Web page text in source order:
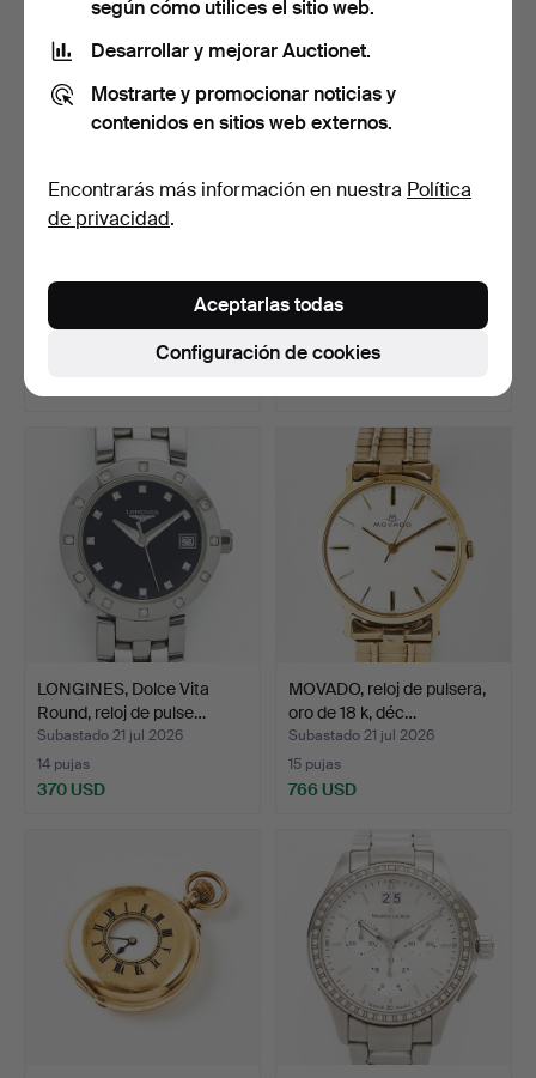
RELOJ DE BOLSILLO, oro
Subastado 22 jul 2026
STRAND, reloj de frac,
acero, años 30, OME…
Subastado 22 jul 2026
22 pujas
LONGINES, Dolce Vita
Round, reloj de pulse…
Subastado 21 jul 2026
14 pujas
370 USD
MOVADO, reloj de pulsera,
oro de 18 k, déc…
Subastado 21 jul 2026
15 pujas
766 USD
según cómo utilices el sitio web.
Desarrollar y mejorar Auctionet.
Mostrarte y promocionar noticias y
contenidos en sitios web externos.
Encontrarás más información en nuestra Política
de privacidad.
Configuración de cookies
Aceptarlas todas